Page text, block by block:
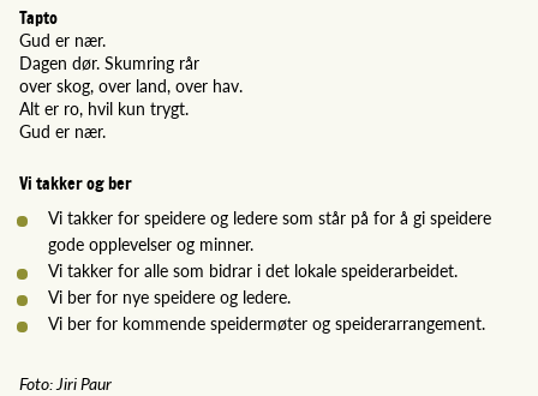
Tapto
Gud er nær.
Dagen dør. Skumring rår
over skog, over land, over hav.
Alt er ro, hvil kun trygt.
Gud er nær.
Vi takker og ber
Vi takker for speidere og ledere som står på for å gi speidere
gode opplevelser og minner.
Vi takker for alle som bidrar i det lokale speiderarbeidet.
Vi ber for nye speidere og ledere.
Vi ber for kommende speidermøter og speiderarrangement.
Foto: Jiri Paur